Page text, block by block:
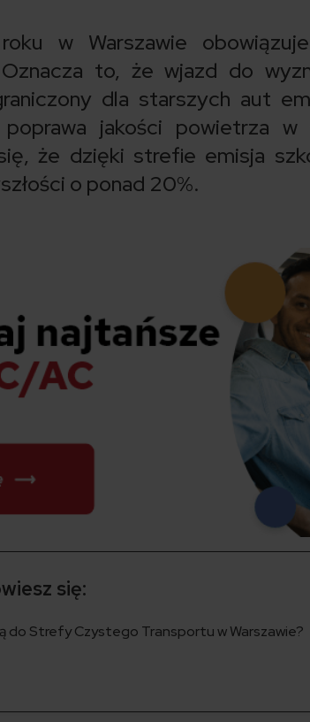
w Warszawie
to, że wjazd do
dla starszych aut
jakości powietrza
że dzięki strefie emisja
o ponad 20%.
się:
do Strefy Czystego Transportu w Warszawie?